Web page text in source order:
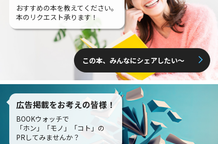
おすすめの本を教えてください。
本のリクエスト承ります！
この本、みんなにシェアしたい〜
広告掲載をお考えの皆様！
BOOKウォッチで
「ホン」「モノ」「コト」の
PRしてみませんか？